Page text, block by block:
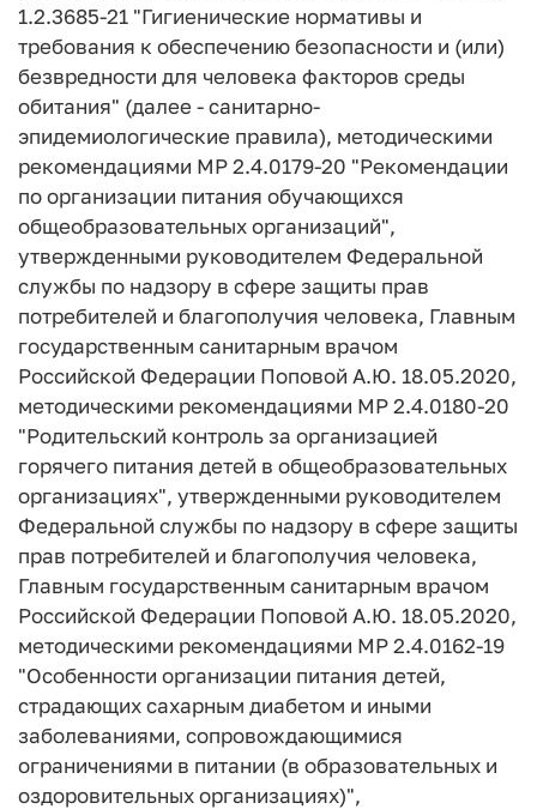
1.2.3685-21 "Гигиенические нормативы и
требования к обеспечению безопасности и (или)
безвредности для человека факторов среды
обитания" (далее - санитарно-
эпидемиологические правила), методическими
рекомендациями МР 2.4.0179-20 "Рекомендации
по организации питания обучающихся
общеобразовательных организаций",
утвержденными руководителем Федеральной
службы по надзору в сфере защиты прав
потребителей и благополучия человека, Главным
государственным санитарным врачом
Российской Федерации Поповой А.Ю. 18.05.2020,
методическими рекомендациями МР 2.4.0180-20
"Родительский контроль за организацией
горячего питания детей в общеобразовательных
организациях", утвержденными руководителем
Федеральной службы по надзору в сфере защиты
прав потребителей и благополучия человека,
Главным государственным санитарным врачом
Российской Федерации Поповой А.Ю. 18.05.2020,
методическими рекомендациями МР 2.4.0162-19
"Особенности организации питания детей,
страдающих сахарным диабетом и иными
заболеваниями, сопровождающимися
ограничениями в питании (в образовательных и
оздоровительных организациях)",